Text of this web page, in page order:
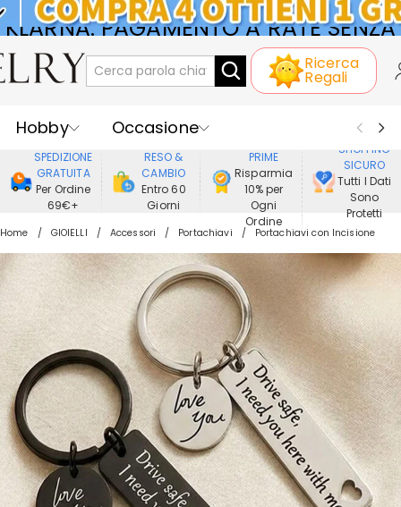
KLARNA: PAGAMENTO A RATE SENZA
INTERESSI
Ricerca
Regali
Hobby
Occasione
Ricevente
Best Seller
Nuovi
Gioielli
Casa&Vita
Abbigliamento
SPEDIZIONE
GRATUITA
Per Ordine
69€+
RESO &
CAMBIO
Entro 60
Giorni
PRIME
Risparmia
10% per
Ogni
Ordine
SHOPPING
SICURO
Tutti I Dati
Sono
Protetti
Home GIOIELLI Accessori Portachiavi Portachiavi con Incisione